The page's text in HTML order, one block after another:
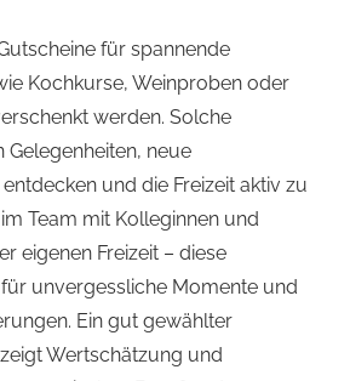
für spannende
Kochkurse, Weinproben oder
werden. Solche
neue
und die Freizeit aktiv zu
Team mit Kolleginnen und
eigenen Freizeit – diese
unvergessliche Momente und
Ein gut gewählter
Wertschätzung und